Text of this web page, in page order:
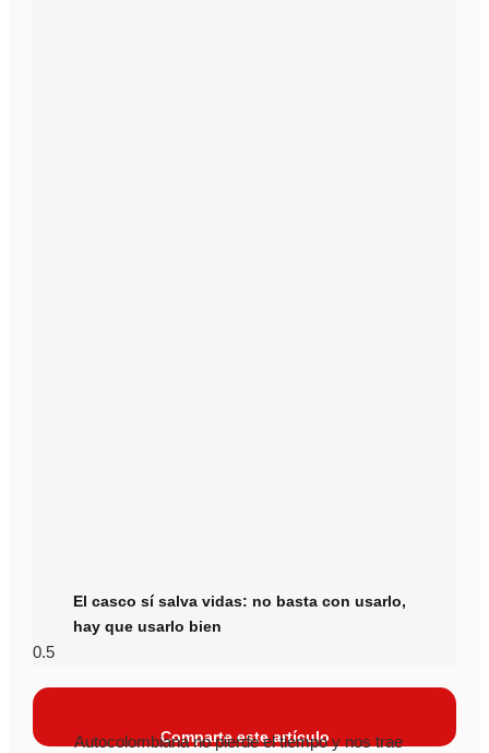
El casco sí salva vidas: no basta con usarlo,
hay que usarlo bien
Comparte este artículo
Autocolombiana no pierde el tiempo y nos trae